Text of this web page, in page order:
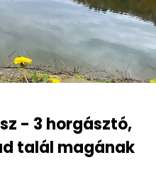
- 3 horgásztó,
talál magának